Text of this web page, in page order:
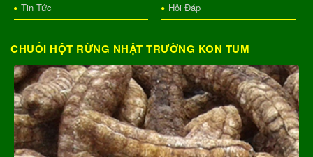
Tin Tức
Hỏi Đáp
CHUỐI HỘT RỪNG NHẬT TRƯỜNG KON TUM